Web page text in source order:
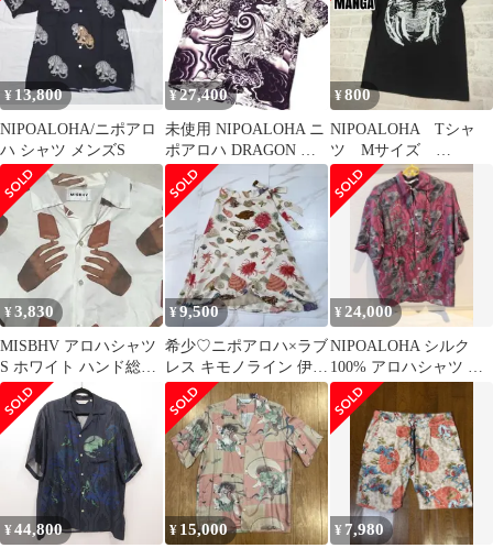
¥ 13,800
NIPOALOHA/ニポアロ
ハ シャツ メンズS
¥ 27,400
未使用 NIPOALOHA ニ
ポアロハ DRAGON 龍
図 アロハシャツ M
¥800
NIPOALOHA Tシャ
ツ Mサイズ
HOKUSAI MANGA 北
斎
¥3,830
MISBHV アロハシャツ
S ホワイト ハンド総柄
開衿 半袖 ストリート
¥9,500
希少♡ニポアロハ×ラブ
レス キモノライン 伊藤
若冲 『貝づくし』 巻き
スカート
¥24,000
NIPOALOHA シルク
100% アロハシャツ 日
本製
¥44,800 ¥ 15,000 ¥ 7,980